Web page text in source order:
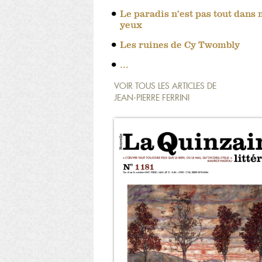
Le paradis n’est pas tout dans
yeux
Les ruines de Cy Twombly
…
VOIR TOUS LES ARTICLES DE
JEAN-PIERRE FERRINI